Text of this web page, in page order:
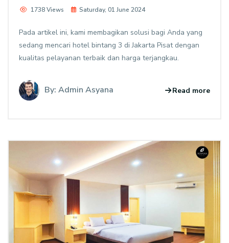
1738 Views Saturday, 01 June 2024
Pada artikel ini, kami membagikan solusi bagi Anda yang
sedang mencari hotel bintang 3 di Jakarta Pisat dengan
kualitas pelayanan terbaik dan harga terjangkau.
By: Admin Asyana Read more